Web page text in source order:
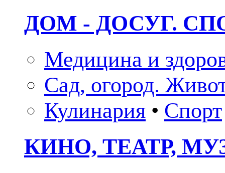
ДОМ - ДОСУГ.
Медицина и
Сад, огород.
Кулинария • Спорт
КИНО, ТЕАТР,